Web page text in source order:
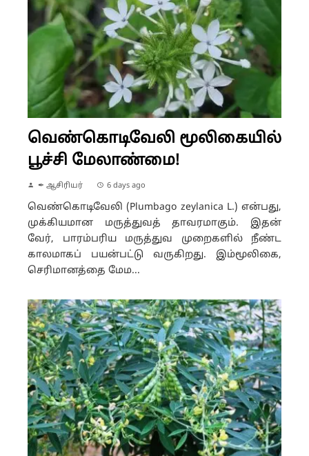
வெண்கொடிவேலி மூலிகையில்
பூச்சி மேலாண்மை!
✒ ஆசிரியர் 6 days ago
வெண்கொடிவேலி (Plumbago zeylanica L.) என்பது,
முக்கியமான மருத்துவத் தாவரமாகும். இதன்
வேர், பாரம்பரிய மருத்துவ முறைகளில் நீண்ட
காலமாகப் பயன்பட்டு வருகிறது. இம்மூலிகை,
செரிமானத்தை மேம...